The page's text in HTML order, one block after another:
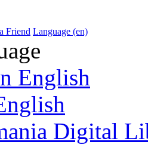
Friend Language (en)
English
Digital